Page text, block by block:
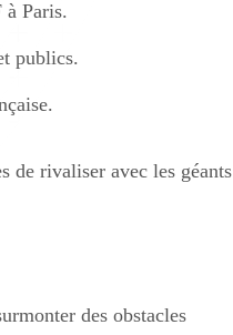
à Paris.
publics.
de rivaliser avec les géants
des obstacles